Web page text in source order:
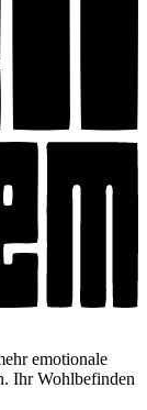
emotionale
Ihr Wohlbefinden